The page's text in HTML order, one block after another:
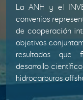
La ANH y el
convenios
de cooperación
objetivos
resultados que
desarrollo
hidrocarburos